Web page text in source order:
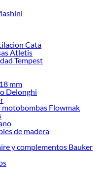
Cata
Atletis
Tempest
mm
Delonghi
motobombas Flowmak
de madera
y complementos Bauker